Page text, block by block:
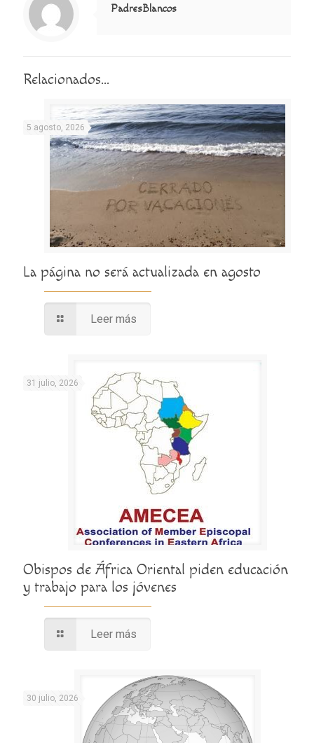
PadresBlancos
Relacionados...
5 agosto, 2026
La página no será actualizada en agosto
Leer más
31 julio, 2026
Obispos de África Oriental piden educación
y trabajo para los jóvenes
Leer más
30 julio, 2026